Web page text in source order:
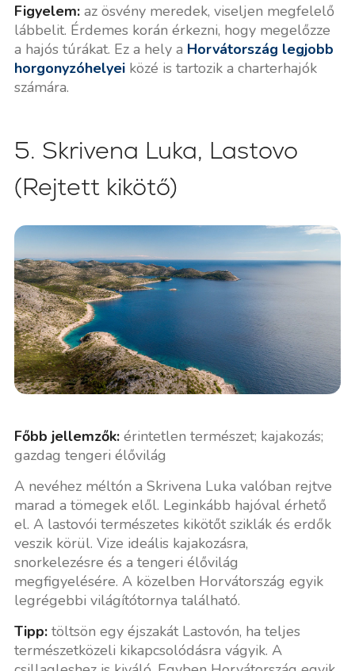
Figyelem:az ösvény meredek, viseljen megfelelő
lábbelit. Érdemes korán érkezni, hogy megelőzze
a hajós túrákat. Ez a hely a Horvátország legjobb
horgonyzóhelyeiközé is tartozik a charterhajók
számára.
5. Skrivena Luka, Lastovo
(Rejtett kikötő)
Főbb jellemzők:érintetlen természet; kajakozás;
gazdag tengeri élővilág
A nevéhez méltón a Skrivena Luka valóban rejtve
marad a tömegek elől. Leginkább hajóval érhető
el. A lastovói természetes kikötőt sziklák és erdők
veszik körül. Vize ideális kajakozásra,
snorkelezésre és a tengeri élővilág
megfigyelésére. A közelben Horvátország egyik
legrégebbi világítótornya található.
Tipp:töltsön egy éjszakát Lastovón, ha teljes
természetközeli kikapcsolódásra vágyik. A